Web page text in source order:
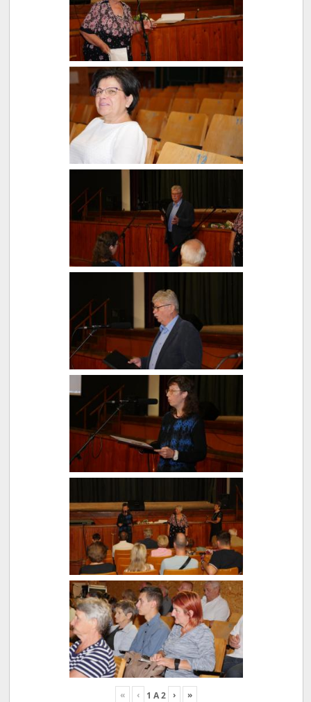
« ‹ 1 A2 › »